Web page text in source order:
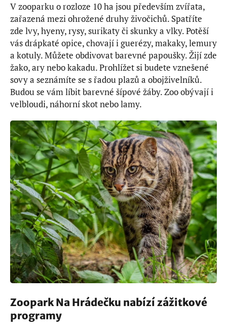
V zooparku o rozloze 10 ha jsou především zvířata,
zařazená mezi ohrožené druhy živočichů. Spatříte
zde lvy, hyeny, rysy, surikaty či skunky a vlky. Potěší
vás drápkaté opice, chovají i guerézy, makaky, lemury
a kotuly. Můžete obdivovat barevné papoušky. Žijí zde
žako, ary nebo kakadu. Prohlížet si budete vznešené
sovy a seznámíte se s řadou plazů a obojživelníků.
Budou se vám líbit barevné šípové žáby. Zoo obývají i
velbloudi, náhorní skot nebo lamy.
Zoopark Na Hrádečku nabízí zážitkové
programy